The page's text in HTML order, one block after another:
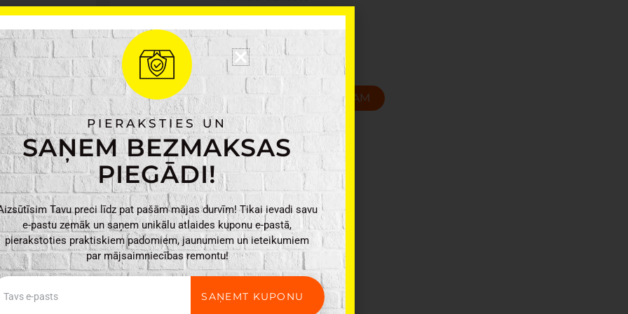
Krāsa: Dabiska
Svars: 0.06 kg
Izmēri: 3 x 3 x 90 cm
Tarmo
Bambusa
auga
balsts
90cm
5gb
daudzums
PIEVIENOT GROZAM
PIERAKSTIES UN
SAŅEM BEZMAKSAS
PIEGĀDI!
Tavu preci līdz pat pašām mājas durvīm! Tikai ievadi savu
e-pastu zemāk un saņem unikālu atlaides kuponu e-pastā,
pierakstoties praktiskiem padomiem, jaunumiem un ieteikumiem
par mājsaimniecības remontu!
SAŅEMT KUPONU